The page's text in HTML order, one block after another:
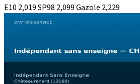
E10 2,019SP98 2,099Gazole 2,229